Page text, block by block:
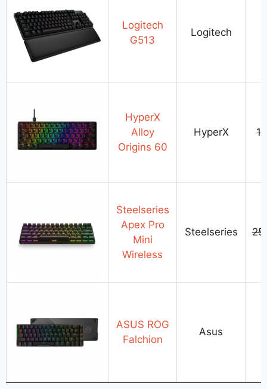
Logitech
G513
Logitech
HyperX
Alloy
Origins 60
HyperX
Steelseries
Apex Pro
Mini
Wireless
Steelseries
ASUS ROG
Falchion
Asus